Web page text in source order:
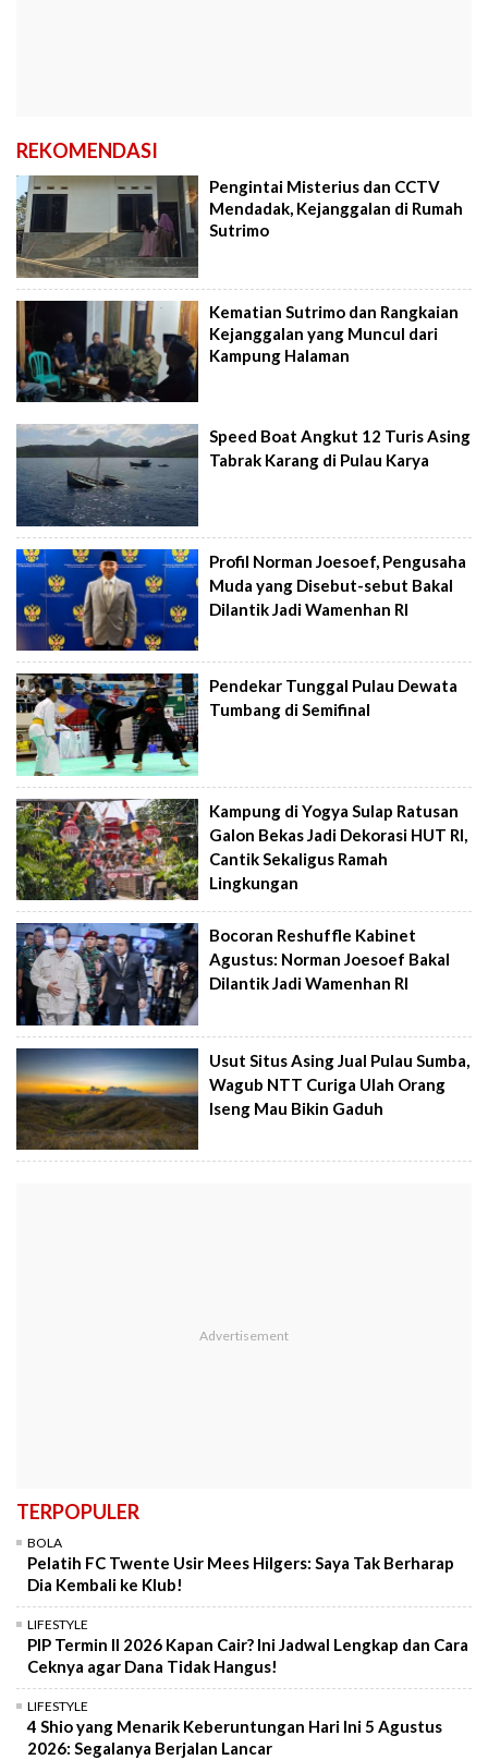
REKOMENDASI
Pengintai Misterius dan CCTV
Mendadak, Kejanggalan di Rumah
Sutrimo
Kematian Sutrimo dan Rangkaian
Kejanggalan yang Muncul dari
Kampung Halaman
Speed Boat Angkut 12 Turis Asing
Tabrak Karang di Pulau Karya
Profil Norman Joesoef, Pengusaha
Muda yang Disebut-sebut Bakal
Dilantik Jadi Wamenhan RI
Pendekar Tunggal Pulau Dewata
Tumbang di Semifinal
Kampung di Yogya Sulap Ratusan
Galon Bekas Jadi Dekorasi HUT RI,
Cantik Sekaligus Ramah
Lingkungan
Bocoran Reshuffle Kabinet
Agustus: Norman Joesoef Bakal
Dilantik Jadi Wamenhan RI
Usut Situs Asing Jual Pulau Sumba,
Wagub NTT Curiga Ulah Orang
Iseng Mau Bikin Gaduh
TERPOPULER
BOLA
Pelatih FC Twente Usir Mees Hilgers: Saya Tak Berharap
Dia Kembali ke Klub!
LIFESTYLE
PIP Termin II 2026 Kapan Cair? Ini Jadwal Lengkap dan Cara
Ceknya agar Dana Tidak Hangus!
LIFESTYLE
4 Shio yang Menarik Keberuntungan Hari Ini 5 Agustus
2026: Segalanya Berjalan Lancar